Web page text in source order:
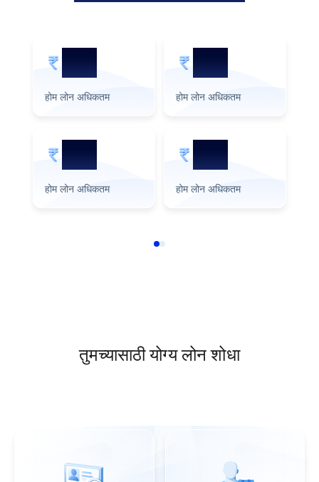
5 Cr
होम लोन अधिकतम
3 Cr
होम लोन अधिकतम
2 Cr
होम लोन अधिकतम
1 Cr
होम लोन अधिकतम
तुमच्यासाठी योग्य लोन शोधा